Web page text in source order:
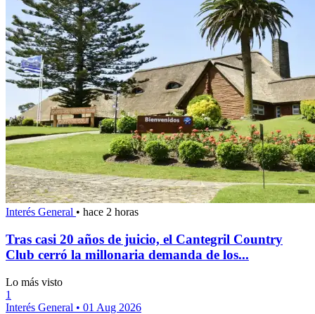
Interés General • hace 2 horas
Tras casi 20 años de juicio, el Cantegril Country
Club cerró la millonaria demanda de los...
Lo más visto
1
Interés General • 01 Aug 2026